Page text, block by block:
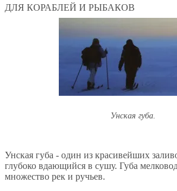
ДЛЯ КОРАБЛЕЙ И РЫБАКОВ
Унская губа.
Унская губа - один из красивейших
глубоко вдающийся в сушу. Губа
множество рек и ручьев.